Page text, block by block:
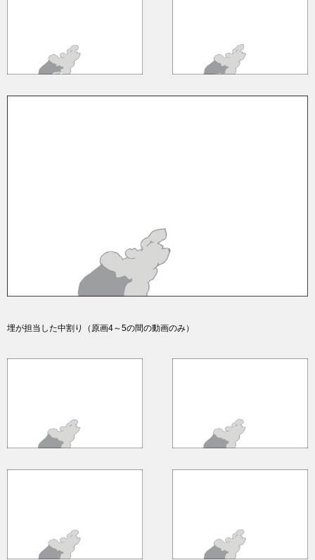
埋が担当した中割り（原画4～5の間の動画のみ）